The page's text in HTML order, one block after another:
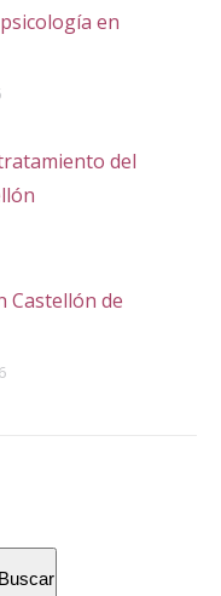
en
del
Castellón de
Buscar